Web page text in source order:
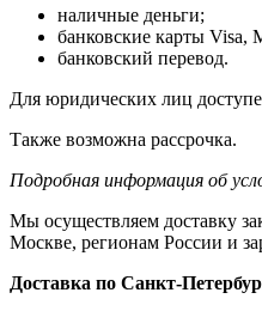
наличные деньги;
банковские карты Visa,
банковский перевод.
Для юридических лиц
Также возможна рассрочка.
Подробная информация об
Мы осуществляем доставку
Москве, регионам России и
Доставка по Санкт-